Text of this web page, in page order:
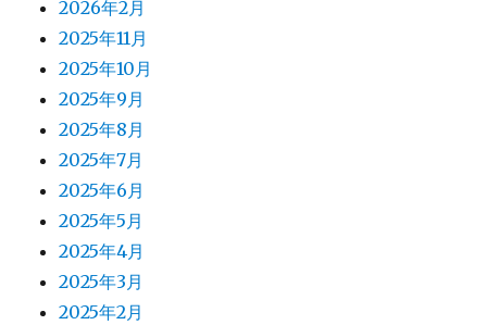
2026年2月
2025年11月
2025年10月
2025年9月
2025年8月
2025年7月
2025年6月
2025年5月
2025年4月
2025年3月
2025年2月